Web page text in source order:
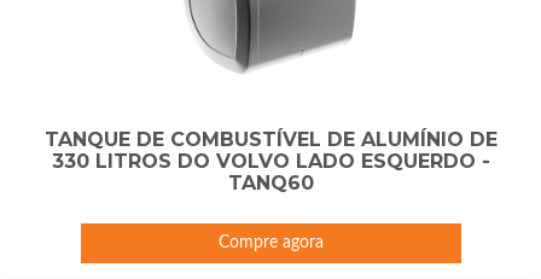
TANQUE DE COMBUSTÍVEL DE ALUMÍNIO DE
330 LITROS DO VOLVO LADO ESQUERDO -
TANQ60
Compre agora